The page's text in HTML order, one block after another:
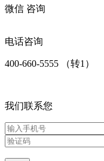
微信 咨询
电话咨询
400-660-5555 （转1）
我们联系您